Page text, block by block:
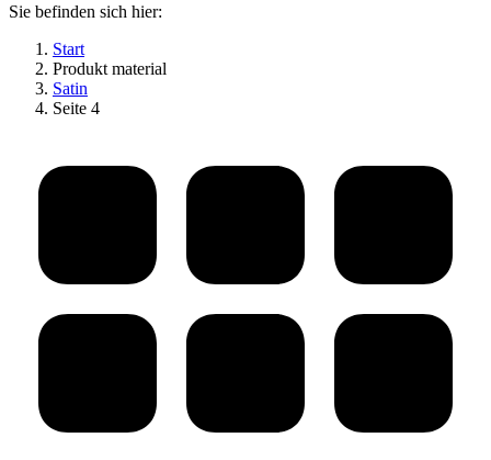
Sie befinden sich hier:
Start
Produkt material
Satin
Seite 4